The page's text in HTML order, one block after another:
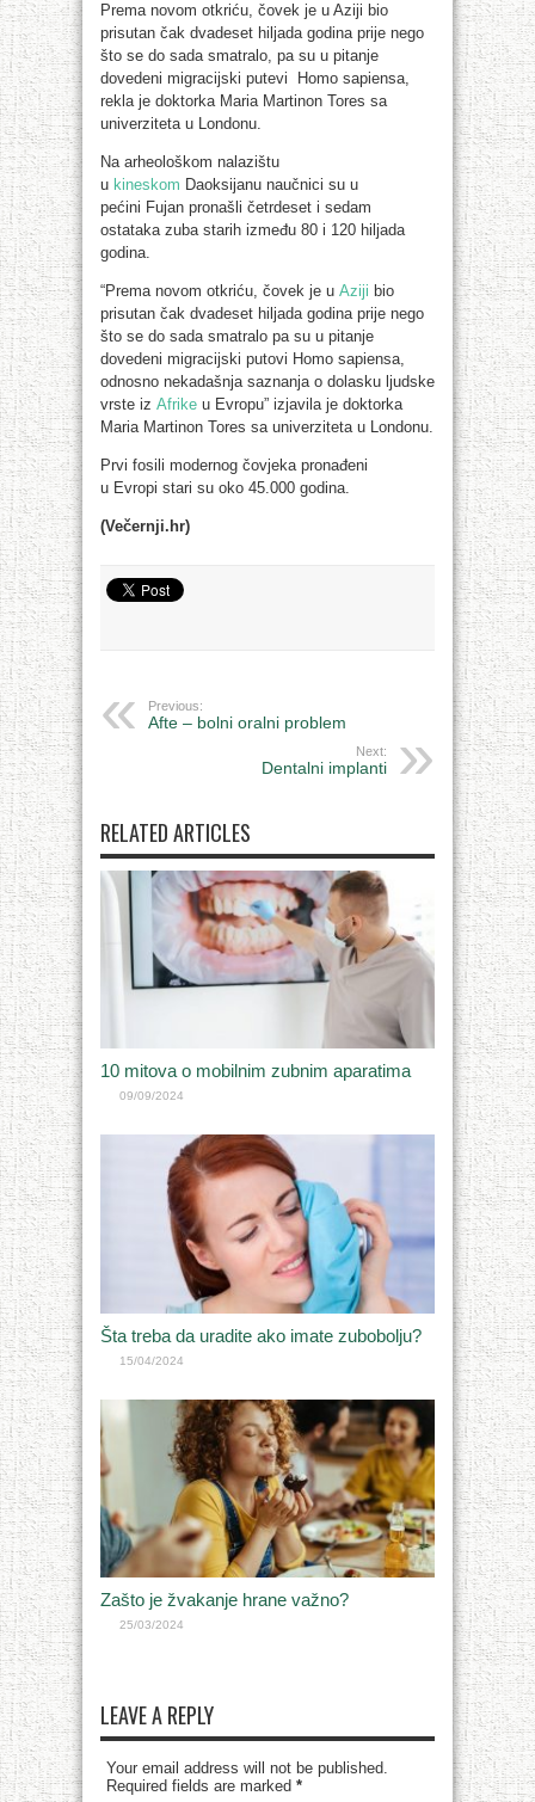
Prema novom otkriću, čovek je u Aziji bio
prisutan čak dvadeset hiljada godina prije nego
što se do sada smatralo, pa su u pitanje
dovedeni migracijski putevi Homo sapiensa,
rekla je doktorka Maria Martinon Tores sa
univerziteta u Londonu.
Na arheološkom nalazištu
u kineskom Daoksijanu naučnici su u
pećini Fujan pronašli četrdeset i sedam
ostataka zuba starih između 80 i 120 hiljada
godina.
“Prema novom otkriću, čovek je u Aziji bio
prisutan čak dvadeset hiljada godina prije nego
što se do sada smatralo pa su u pitanje
dovedeni migracijski putovi Homo sapiensa,
odnosno nekadašnja saznanja o dolasku ljudske
vrste iz Afrike u Evropu” izjavila je doktorka
Maria Martinon Tores sa univerziteta u Londonu.
Prvi fosili modernog čovjeka pronađeni
u Evropi stari su oko 45.000 godina.
(Večernji.hr)
Previous:
Afte – bolni oralni problem
Next:
Dentalni implanti
RELATED ARTICLES
10 mitova o mobilnim zubnim aparatima
09/09/2024
Šta treba da uradite ako imate zubobolju?
15/04/2024
Zašto je žvakanje hrane važno?
25/03/2024
LEAVE A REPLY
Your email address will not be published.
Required fields are marked *